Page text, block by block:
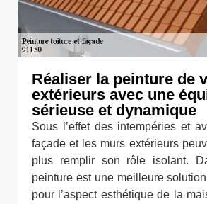
Réaliser la peinture de
extérieurs avec une
sérieuse et dynamique
Sous l’effet des intempéries et
façade et les murs extérieurs
plus remplir son rôle isolant.
peinture est une meilleure
pour l’aspect esthétique de la